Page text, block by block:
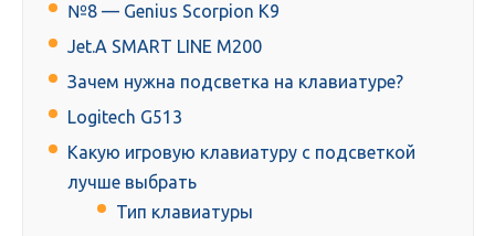
№8 — Genius Scorpion K9
Jet.A SMART LINE M200
Зачем нужна подсветка на клавиатуре?
Logitech G513
Какую игровую клавиатуру с подсветкой
лучше выбрать
Тип клавиатуры